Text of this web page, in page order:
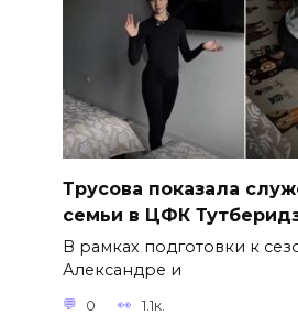
Трусова показала
семьи в ЦФК
В рамках подготовки к
Александре и
0 1.1к.